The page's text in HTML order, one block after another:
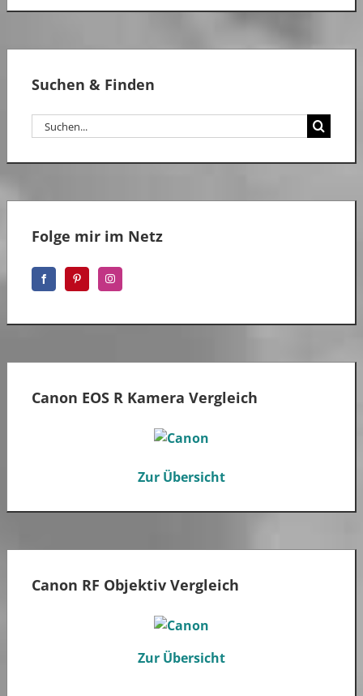
Suchen & Finden
Suche
nach:
Folge mir im Netz
Canon EOS R Kamera Vergleich
Zur Übersicht
Canon RF Objektiv Vergleich
Zur Übersicht